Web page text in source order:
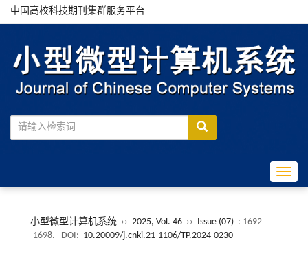
中国高校科技期刊集群服务平台
小型微型计算机系统 ›› 2025, Vol. 46 ›› Issue (07) : 1692
-1698.
DOI: 10.20009/j.cnki.21-1106/TP.2024-0230